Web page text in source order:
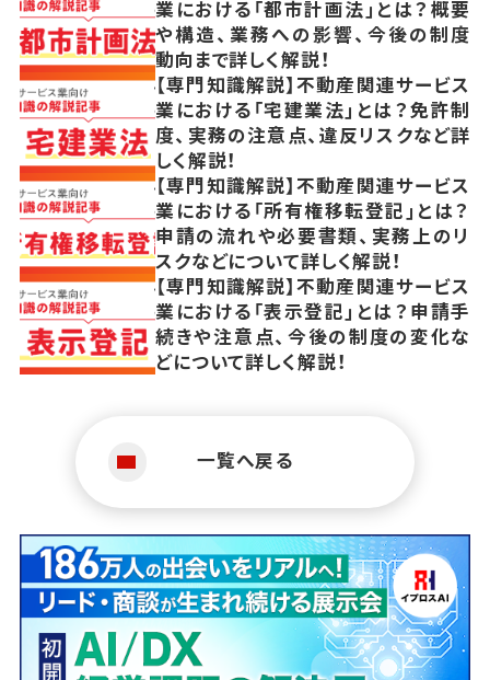
業における「都市計画法」とは？概要
や構造、業務への影響、今後の制度
動向まで詳しく解説！
【専門知識解説】不動産関連サービス
業における「宅建業法」とは？免許制
度、実務の注意点、違反リスクなど詳
しく解説！
【専門知識解説】不動産関連サービス
業における「所有権移転登記」とは？
申請の流れや必要書類、実務上のリ
スクなどについて詳しく解説！
【専門知識解説】不動産関連サービス
業における「表示登記」とは？申請手
続きや注意点、今後の制度の変化な
どについて詳しく解説！
一覧へ戻る